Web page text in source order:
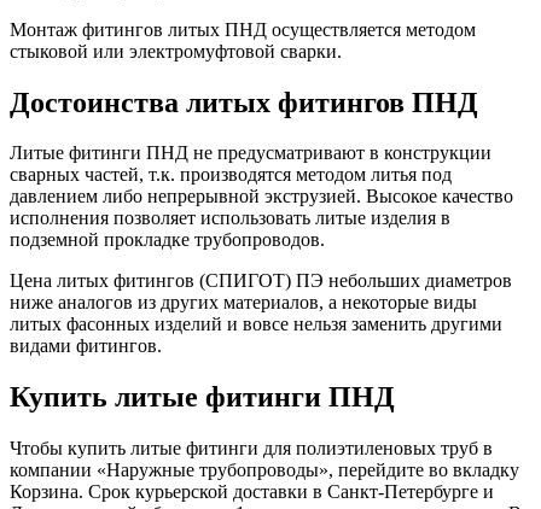
Монтаж фитингов литых ПНД осуществляется методом
стыковой или электромуфтовой сварки.
Достоинства литых фитингов ПНД
Литые фитинги ПНД не предусматривают в конструкции
сварных частей, т.к. производятся методом литья под
давлением либо непрерывной экструзией. Высокое качество
исполнения позволяет использовать литые изделия в
подземной прокладке трубопроводов.
Цена литых фитингов (СПИГОТ) ПЭ небольших диаметров
ниже аналогов из других материалов, а некоторые виды
литых фасонных изделий и вовсе нельзя заменить другими
видами фитингов.
Купить литые фитинги ПНД
Чтобы купить литые фитинги для полиэтиленовых труб в
компании «Наружные трубопроводы», перейдите во вкладку
Корзина. Срок курьерской доставки в Санкт-Петербурге и